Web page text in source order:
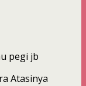
pegi jb
Atasinya